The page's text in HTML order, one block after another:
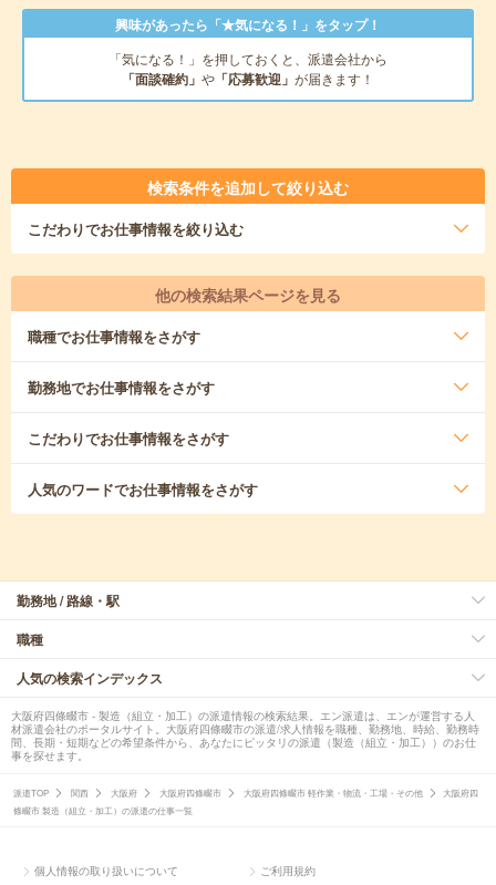
興味があったら「★気になる！」をタップ！
「気になる！」を押しておくと、派遣会社から
「面談確約」 や 「応募歓迎」 が届きます！
検索条件を追加して絞り込む
こだわりでお仕事情報を絞り込む
他の検索結果ページを見る
職種でお仕事情報をさがす
勤務地でお仕事情報をさがす
こだわりでお仕事情報をさがす
人気のワードでお仕事情報をさがす
勤務地 / 路線・駅
職種
人気の検索インデックス
大阪府四條畷市 - 製造（組立・加工）の派遣情報の検索結果。エン派遣は、エンが運営する人
材派遣会社のポータルサイト。大阪府四條畷市の派遣/求人情報を職種、勤務地、時給、勤務時
間、長期・短期などの希望条件から、あなたにピッタリの派遣（製造（組立・加工））のお仕
事を探せます。
派遣TOP 関西 大阪府 大阪府四條畷市 大阪府四條畷市 軽作業・物流・工場・その他
大阪府四
條畷市 製造（組立・加工）の派遣の仕事一覧
個人情報の取り扱いについて ご利用規約